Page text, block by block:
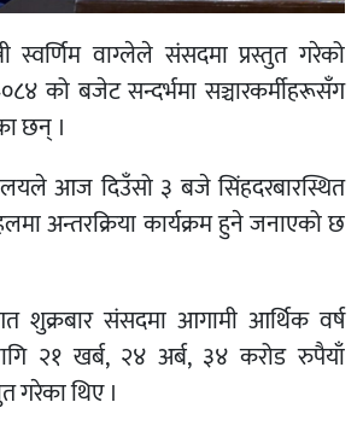
स्वर्णिम वाग्लेले संसदमा प्रस्तुत गरेको
को बजेट सन्दर्भमा सञ्चारकर्मीहरूसँग
छन् ।
आज दिउँसो ३ बजे सिंहदरबारस्थित
अन्तरक्रिया कार्यक्रम हुने जनाएको छ
शुक्रबार संसदमा आगामी आर्थिक वर्ष
२१ खर्ब, २४ अर्ब, ३४ करोड रुपैयाँ
गरेका थिए ।